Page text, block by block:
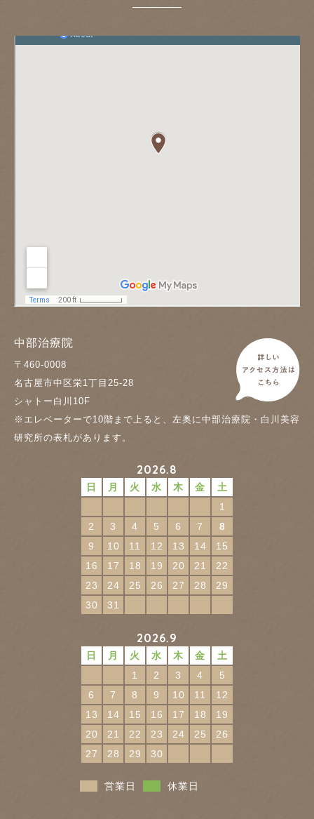
中部治療院
〒460-0008
名古屋市中区栄1丁目25-28
シャトー白川10F
※エレベーターで10階まで上ると、左奥に中部治療院・白川美容
研究所の表札があります。
2026.8
日 月 火 水 木 金
土
1
2
3 4 5 6 7
8
9
10 11 12 13 14
15
16
17 18 19 20 21
22
23
24 25 26 27 28
29
30
31
2026.9
日 月 火 水 木 金
土
1
2 3 4
5
6
7 8 9 10 11
12
13
14 15 16 17 18
19
20
21 22 23 24 25
26
27
28 29 30
営業日 休業日